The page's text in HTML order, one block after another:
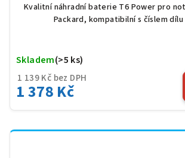
Kvalitní náhradní baterie T6 Power pro
Packard, kompatibilní s číslem dílu
1 139 Kč bez DPH
1 378 Kč
Skladem(>5 ks)